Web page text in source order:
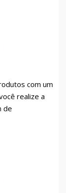
com um
realize a
de